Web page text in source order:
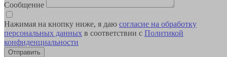
Сообщение
Нажимая на кнопку ниже, я даю согласие на обработку
персональных данных в соответствии с Политикой
конфиденциальности